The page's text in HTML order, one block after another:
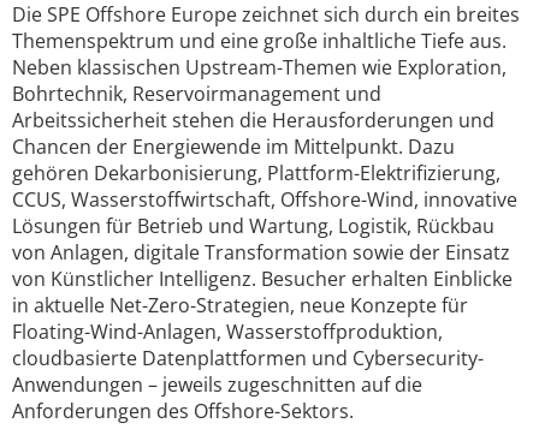
Die SPE Offshore Europe zeichnet sich durch ein breites
Themenspektrum und eine große inhaltliche Tiefe aus.
Neben klassischen Upstream-Themen wie Exploration,
Bohrtechnik, Reservoirmanagement und
Arbeitssicherheit stehen die Herausforderungen und
Chancen der Energiewende im Mittelpunkt. Dazu
gehören Dekarbonisierung, Plattform-Elektrifizierung,
CCUS, Wasserstoffwirtschaft, Offshore-Wind, innovative
Lösungen für Betrieb und Wartung, Logistik, Rückbau
von Anlagen, digitale Transformation sowie der Einsatz
von Künstlicher Intelligenz. Besucher erhalten Einblicke
in aktuelle Net-Zero-Strategien, neue Konzepte für
Floating-Wind-Anlagen, Wasserstoffproduktion,
cloudbasierte Datenplattformen und Cybersecurity-
Anwendungen – jeweils zugeschnitten auf die
Anforderungen des Offshore-Sektors.